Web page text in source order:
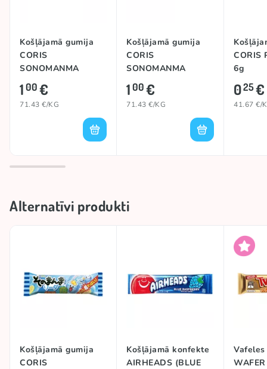
Košļājamā gumija
CORIS
SONOMANMA
MONSTER, 14g
100€
71.43 €/KG
Košļājamā gumija
CORIS
SONOMANMA
(SODA), 14g
100€
71.43 €/KG
CORIS
6g
025€
41.67 €/
Alternatīvi produkti
Košļājamā gumija
CORIS
Košļājamā konfekte
AIRHEADS (BLUE